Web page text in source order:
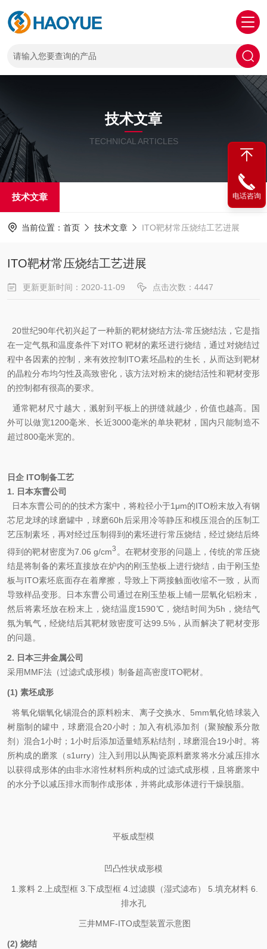
技术文章
TECHNICAL ARTICLES
技术文章
当前位置： 首页 技术文章 ITO靶材常压烧结工艺进展
ITO靶材常压烧结工艺进展
更新更新时间：2020-11-09 点击次数：4447
20世纪90年代初兴起了一种新的靶材烧结方法-常压烧结法，它是指
在一定气氛和温度条件下对ITO 靶材的素坯进行烧结，通过对烧结过
程中各因素的控制，来有效控制ITO素坯晶粒的生长，从而达到靶材
的晶粒分布均匀性及高致密化，该方法对粉末的烧结活性和靶材变形
的控制都有很高的要求。
通常靶材尺寸越大，溅射到平板上的拼缝就越少，价值也越高。国
外可以做宽1200毫米、长近3000毫米的单块靶材，国内只能制造不
超过800毫米宽的。
日企 ITO制备工艺
1. 日本东曹公司
日本东曹公司的的技术方案中，将粒径小于1μm的ITO粉末放入有钢
芯尼龙球的球磨罐中，球磨60h后采用冷等静压和模压混合的压制工
艺压制素坯，再对经过压制得到的素坯进行常压烧结，经过烧结后终
得到的靶材密度为7.06 g/cm3 。在靶材变形的问题上，传统的常压烧
结是将制备的素坯直接放在炉内的刚玉垫板上进行烧结，由于刚玉垫
板与ITO素坯底面存在着摩擦，导致上下两接触面收缩不一致，从而
导致样品变形。日本东曹公司通过在刚玉垫板上铺一层氧化铝粉末，
然后将素坯放在粉末上，烧结温度1590℃，烧结时间为5h，烧结气
氛为氧气，经烧结后其靶材致密度可达99.5%，从而解决了靶材变形
的问题。
2. 日本三井金属公司
采用MMF法（过滤式成形模）制备超高密度ITO靶材。
(1) 素坯成形
将氧化铟氧化锡混合的原料粉末、离子交换水、 5mm氧化锆球装入
树脂制的罐中，球磨混合20小时；加入有机添加剂（聚羧酸系分散
剂）混合1小时； 1小时后添加适量蜡系粘结剂，球磨混合19小时。将
所构成的磨浆（s1urry）注入到用以从陶瓷原料磨浆将水分减压排水
以获得成形体的由非水溶性材料所构成的过滤式成形模，且将磨浆中
的水分予以减压排水而制作成形体，并将此成形体进行干燥脱脂。
平板成型模
凹凸性状成形模
1. 浆料 2. 上成型框 3. 下成型框 4. 过滤膜（湿式滤布） 5. 填充材料 6.
排水孔
三井MMF-ITO成型装置示意图
(2) 烧结
电话咨询